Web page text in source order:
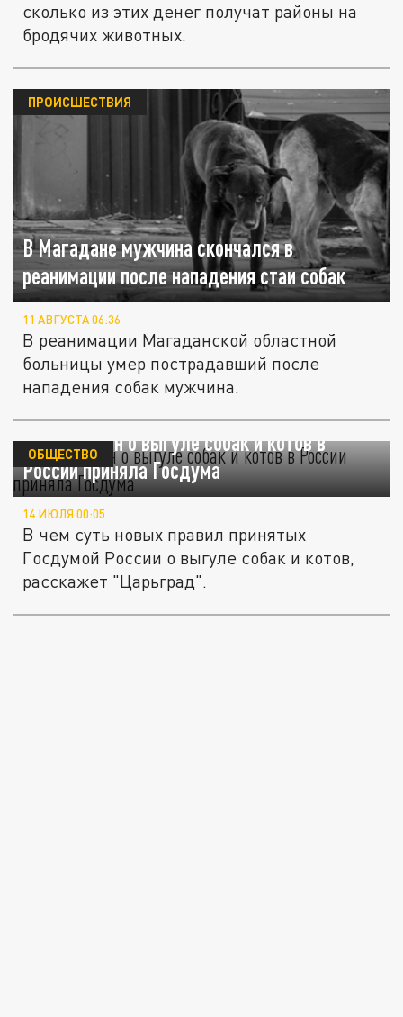
сколько из этих денег получат районы на
бродячих животных.
В Магадане мужчина скончался в
реанимации после нападения стаи собак
ПРОИСШЕСТВИЯ
11 АВГУСТА 06:36
В реанимации Магаданской областной
больницы умер пострадавший после
нападения собак мужчина.
Новый закон о выгуле собак и котов в
России приняла Госдума
ОБЩЕСТВО
14 ИЮЛЯ 00:05
В чем суть новых правил принятых
Госдумой России о выгуле собак и котов,
расскажет "Царьград".